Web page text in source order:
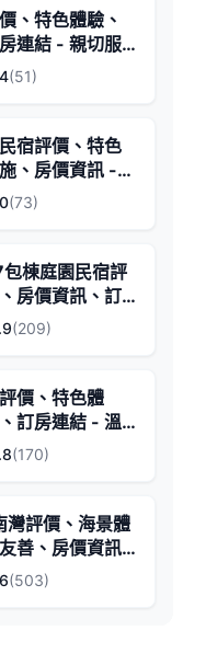
、特色體驗、
連結 - 親切服
(51)
宿評價、特色
、房價資訊 -
公共空間
(73)
棟庭園民宿評
房價資訊、訂
物友善包棟首
(209)
價、特色體
訂房連結 - 溫
(170)
灣評價、海景體
善、房價資訊
(503)